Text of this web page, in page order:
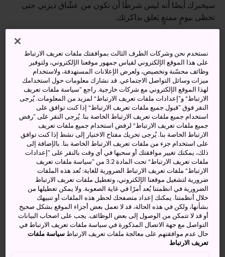
سيخبرك أيضًا أنه ليس شرطًا أن تكون من عشّاق ديزني حتى
تحظى بيومٍ ممتعٍ يَعلق بذاكرتك.
يضم المنتجعان معالم سياحية وأجواءً وأنشطة مثيرة تتفرد بها
مدن ملاهي ديزني في اليابان، فلا تفوِّت زيارتها عندما تكون في
العاصمة طوكيو.
أنشطة ومعالم رائعة
الجولات والمعالم السياحية التي تتفرد بها اليابان
فرصة للقاء جميع شخصيات ديزني المفضلة لديك
كيفية الوصول
يطل منتجعا ديزني الترفيهيان على الخليج الممتد من العاصمة
طوكيو، ويسهل الوصول إليهما من
محطة طوكيو
نستخدم نحن وشركات الطرف الثالث بموافقتك ملفات تعريف الارتباط
على هذا الموقع الإلكتروني لقياس جمهور موقعنا الإلكتروني، ولتوفير
وظائف محسّنة وتخصيص، ولعرض الإعلانات المستهدفة، ولاستخدام
ميزات وسائل التواصل الاجتماعي. قد نشارك معلومات حول استخدامك
لهذا الموقع الإلكتروني مع شركات خارجية. راجع ”سياسة ملفات تعريف
الارتباط“ و”إعدادات ملفات تعريف الارتباط“ لمزيد من المعلومات. يُرجى
النقر فوق ”قبول جميع ملفات تعريف الارتباط“ إذا كنت توافق على
استخدام جميع ملفات تعريف الارتباط الخاصة بنا. يُرجى النقر على ”رفض
جميع ملفات تعريف الارتباط“ لرفض استخدام جميع ملفات تعريف
الارتباط الخاصة بنا. يُرجى تحريك مفتاح الاختيار إلى نشط إذا كنت توافق
على استخدام جزء من ملفات تعريف الارتباط الخاصة بنا. بالإضافة إلى
ذلك، يمكنك تغيير موافقتك أو سحبها في أي وقت بالنقر على ”إعدادات
ملفات تعريف الارتباط“ تحت المادة 3.2 من ”سياسة ملفات تعريف
الارتباط“ ملفات تعريف الارتباط الضرورية للغاية: تُعد هذه الملفات
ضرورية لتشغيل موقعنا الإلكتروني، وتعطيل ملفات تعريف الارتباط
الضرورية في انظمتنا يُعد أمرًا في غاية الصعوبة. ولا يمكن تعطيلها من
خلال أنظمتنا. يمكنك إعداد متصفحك لحظر هذه الملفات أو تنبيهك
بشأنها، ولكن في هذه الحالة، قد لا تعمل بعض أجزاء الموقع بشكل صحيح
أو قد لا تتمكن من الوصول إلى بعض الوظائف. يجب على اصحاب البيانات
التواصل مع جهة الاتصال المذكورة في سياسة ملفات تعريف الارتباط في
حال عدم موافقتهم على معالجة ملفات تعريف الارتباطسياسة ملفات
تعريف الارتباط